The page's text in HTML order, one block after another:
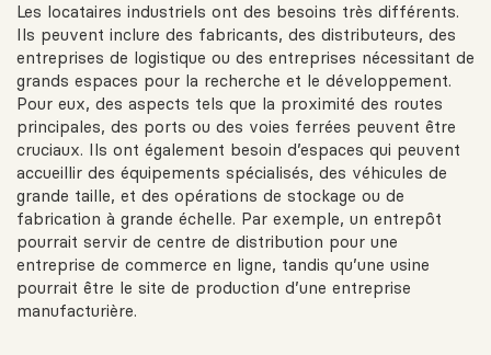
Les locataires industriels ont des besoins très différents.
Ils peuvent inclure des fabricants, des distributeurs, des
entreprises de logistique ou des entreprises nécessitant de
grands espaces pour la recherche et le développement.
Pour eux, des aspects tels que la proximité des routes
principales, des ports ou des voies ferrées peuvent être
cruciaux. Ils ont également besoin d’espaces qui peuvent
accueillir des équipements spécialisés, des véhicules de
grande taille, et des opérations de stockage ou de
fabrication à grande échelle. Par exemple, un entrepôt
pourrait servir de centre de distribution pour une
entreprise de commerce en ligne, tandis qu’une usine
pourrait être le site de production d’une entreprise
manufacturière.